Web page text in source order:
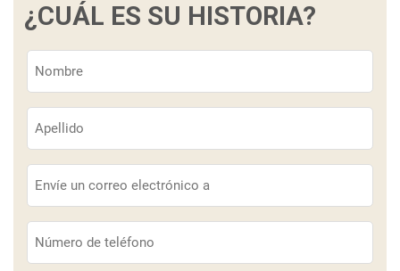
¿CUÁL ES SU HISTORIA?
(Obligatorio)
electrónico